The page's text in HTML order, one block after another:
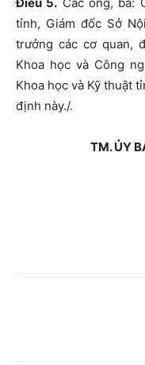
tỉnh, Giám đốc Sở
trưởng các cơ quan,
Khoa học và Công
Khoa học và Kỹ thuật
định này./.
TM. ỦY